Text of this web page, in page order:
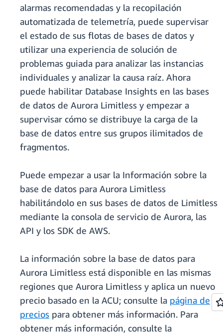
alarmas recomendadas y la recopilación
automatizada de telemetría, puede supervisar
el estado de sus flotas de bases de datos y
utilizar una experiencia de solución de
problemas guiada para analizar las instancias
individuales y analizar la causa raíz. Ahora
puede habilitar Database Insights en las bases
de datos de Aurora Limitless y empezar a
supervisar cómo se distribuye la carga de la
base de datos entre sus grupos ilimitados de
fragmentos.
Puede empezar a usar la Información sobre la
base de datos para Aurora Limitless
habilitándolo en sus bases de datos de Limitless
mediante la consola de servicio de Aurora, las
API y los SDK de AWS.
La información sobre la base de datos para
Aurora Limitless está disponible en las mismas
regiones que Aurora Limitless y aplica un nuevo
precio basado en la ACU; consulte la página de
precios para obtener más información. Para
obtener más información, consulte la